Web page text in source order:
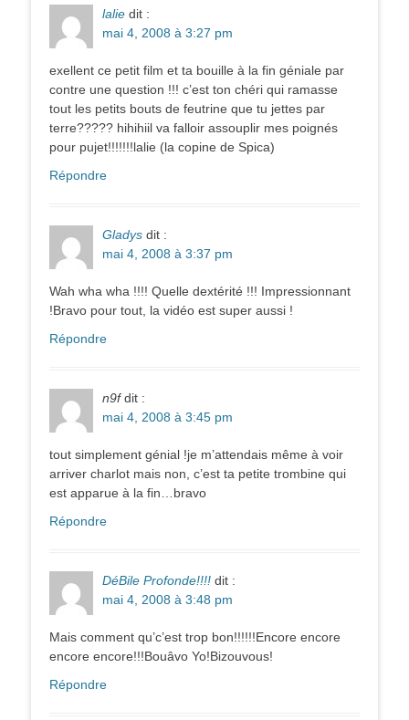
lalie dit :
mai 4, 2008 à 3:27 pm
exellent ce petit film et ta bouille à la fin géniale par
contre une question !!! c’est ton chéri qui ramasse
tout les petits bouts de feutrine que tu jettes par
terre????? hihihiil va falloir assouplir mes poignés
pour pujet!!!!!!!lalie (la copine de Spica)
Répondre
Gladys dit :
mai 4, 2008 à 3:37 pm
Wah wha wha !!!! Quelle dextérité !!! Impressionnant
!Bravo pour tout, la vidéo est super aussi !
Répondre
n9f dit :
mai 4, 2008 à 3:45 pm
tout simplement génial !je m’attendais même à voir
arriver charlot mais non, c’est ta petite trombine qui
est apparue à la fin…bravo
Répondre
DéBile Profonde!!!! dit :
mai 4, 2008 à 3:48 pm
Mais comment qu’c’est trop bon!!!!!!Encore encore
encore encore!!!Bouâvo Yo!Bizouvous!
Répondre